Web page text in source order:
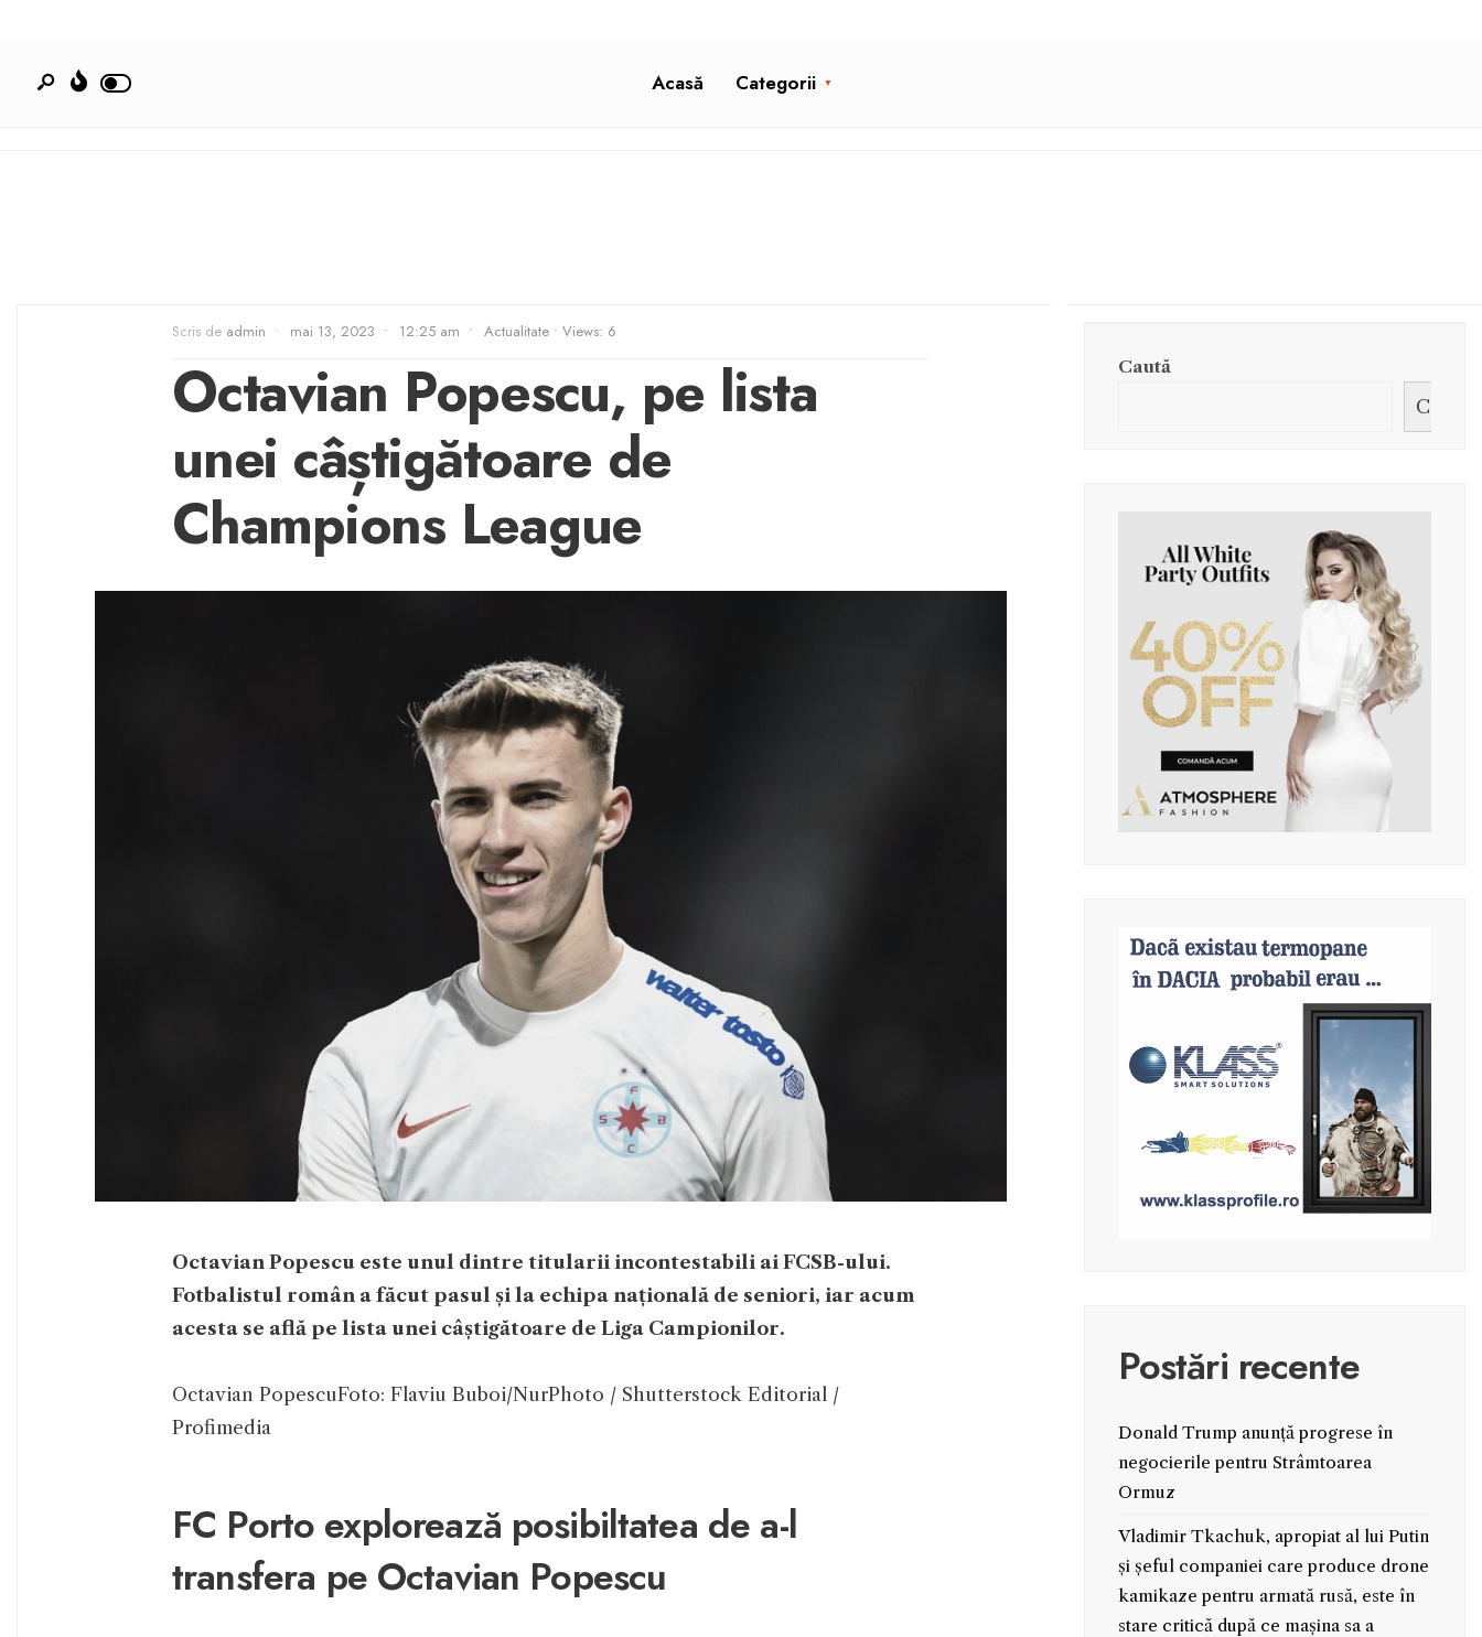
Acasă Categorii
Scris de admin • mai 13, 2023 • 12:25 am • Actualitate • Views: 6
Octavian Popescu, pe lista
unei câștigătoare de
Champions League
Octavian Popescu este unul dintre titularii incontestabili ai FCSB-ului.
Fotbalistul român a făcut pasul și la echipa națională de seniori, iar acum
acesta se află pe lista unei câștigătoare de Liga Campionilor.
Octavian PopescuFoto: Flaviu Buboi/NurPhoto / Shutterstock Editorial /
Profimedia
FC Porto explorează posibiltatea de a-l
transfera pe Octavian Popescu
Caută
Caută
Postări recente
Donald Trump anunță progrese în
negocierile pentru Strâmtoarea
Ormuz
Vladimir Tkachuk, apropiat al lui Putin
și șeful companiei care produce drone
kamikaze pentru armată rusă, este în
stare critică după ce mașina sa a